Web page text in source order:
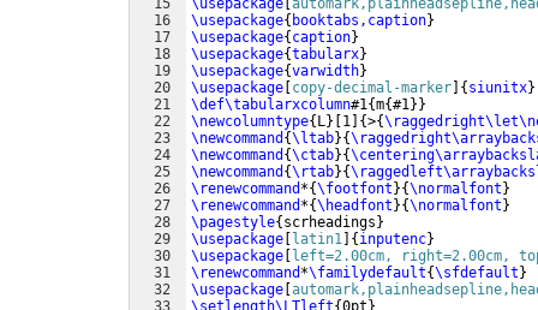
15
16
17
18
19
20
21
22
23
24
25
26
27
28
29
30
31
32
\usepackage
\usepackage{ booktabs,caption}
\usepackage{ caption}
\usepackage{tabularx}
\usepackage{varwidth}
\usepackage copy-decimal-marker { siunitx}
\def\tabularxcolumn#1{m{#1}}
\newcolumntype{ L} 1 {>{
\newcommand {\ltab}{
\newcommand {\ctab}{
\newcommand {\rtab}{
\renewcommand *{\footfont }{\normalfont }
\renewcommand *{\headfont }{\normalfont }
\pagestyle{ scrheadings }
\usepackage
latin1 { inputenc}
\usepackage
left=2.00cm, right=2.00cm,
\renewcommand *\familydefault{\sfdefault }
\usepackage